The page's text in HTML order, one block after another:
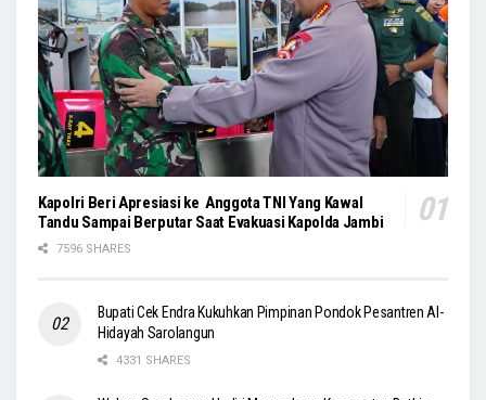
Kapolri Beri Apresiasi ke Anggota TNI Yang Kawal
Tandu Sampai Berputar Saat Evakuasi Kapolda Jambi
7596 SHARES
Bupati Cek Endra Kukuhkan Pimpinan Pondok Pesantren Al-
Hidayah Sarolangun
4331 SHARES